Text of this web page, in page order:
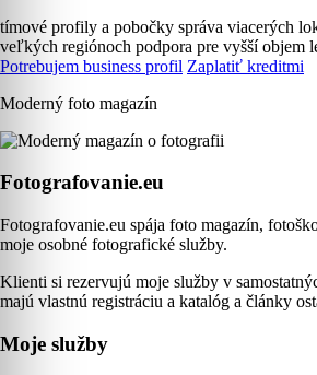
tímové profily a pobočky správa viacerých
veľkých regiónoch podpora pre vyšší objem
Potrebujem business profil Zaplatiť kreditmi
Moderný foto magazín
Fotografovanie.eu
Fotografovanie.eu spája foto magazín,
moje osobné fotografické služby.
Klienti si rezervujú moje služby v
majú vlastnú registráciu a katalóg a články
Moje služby